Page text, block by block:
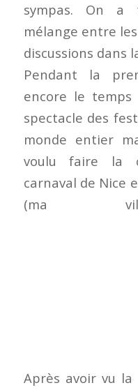
sympas. On
mélange entre
discussions dans
Pendant la
encore le temps
spectacle des
monde entier
voulu faire la
carnaval de Nice
(ma
Après avoir vu